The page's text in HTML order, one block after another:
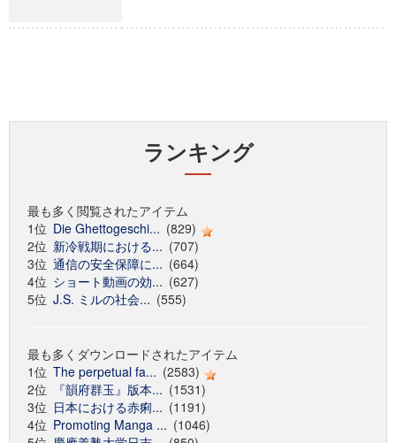
ランキング
最も多く閲覧されたアイテム
1位 Die Ghettogeschi... (829)
2位 新冷戦期における... (707)
3位 通信の安全保障に... (664)
4位 ショート動画の効... (627)
5位 J.S. ミルの社会... (555)
最も多くダウンロードされたアイテム
1位 The perpetual fa... (2583)
2位
『韻府群玉』版本... (1531)
3位 日本における赤痢... (1191)
4位 Promoting Manga ... (1046)